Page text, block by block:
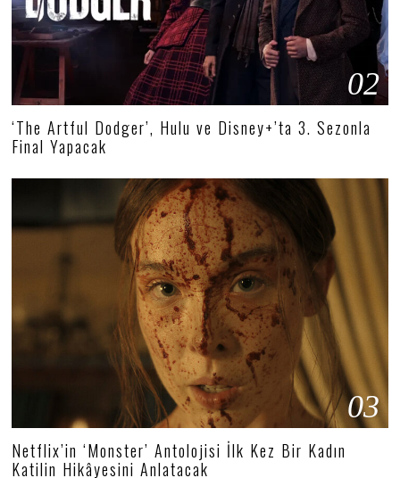
02
‘The Artful Dodger’, Hulu ve Disney+’ta 3. Sezonla
Final Yapacak
03
Netflix’in ‘Monster’ Antolojisi İlk Kez Bir Kadın
Katilin Hikâyesini Anlatacak